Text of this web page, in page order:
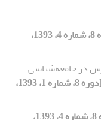
[دوره 8، شماره 4، 1393،
در جامعه‌شناسی
[دوره 8، شماره 1، 1393،
[دوره 8، شماره 4، 1393،